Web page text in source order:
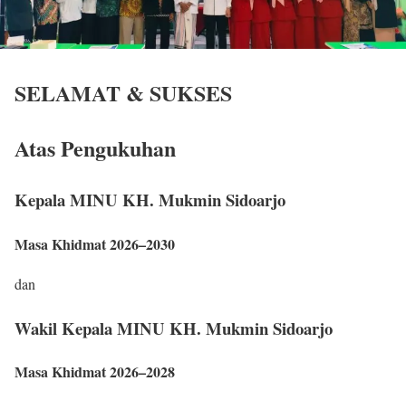
SELAMAT & SUKSES
Atas Pengukuhan
Kepala MINU KH. Mukmin Sidoarjo
Masa Khidmat 2026–2030
dan
Wakil Kepala MINU KH. Mukmin Sidoarjo
Masa Khidmat 2026–2028